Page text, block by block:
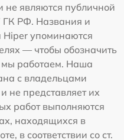
не являются публичной
ГК РФ. Названия и
Hiper упоминаются
— чтобы обозначить
мы работаем. Наша
с владельцами
не представляет их
работ выполняются
находящихся в
в соответствии со ст.